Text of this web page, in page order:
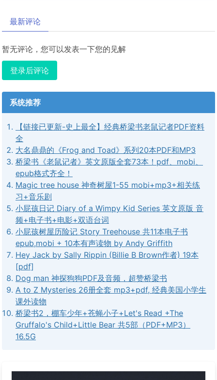
最新评论
暂无评论，您可以发表一下您的见解
登录后评论
系统推荐
【链接已更新-史上最全】经典桥梁书老鼠记者PDF资料
全
大名鼎鼎的《Frog and Toad》系列20本PDF和MP3
桥梁书《老鼠记者》英文原版全套73本！pdf、mobi、
epub格式齐全！
Magic tree house 神奇树屋1-55 mobi+mp3+相关练
习+音乐剧
小屁孩日记 Diary of a Wimpy Kid Series 英文原版 音
频+电子书+电影+双语台词
小屁孩树屋历险记 Story Treehouse 共11本电子书
epub,mobi + 10本有声读物 by Andy Griffith
Hey Jack by Sally Rippin (Billie B Brown作者) 19本
[pdf]
Dog man 神探狗狗PDF及音频，超赞桥梁书
A to Z Mysteries 26册全套 mp3+pdf, 经典美国小学生
课外读物
桥梁书2，棚车少年+苍蝇小子+Let's Read +The
Gruffalo's Child+Little Bear 共5部（PDF+MP3）
16.5G